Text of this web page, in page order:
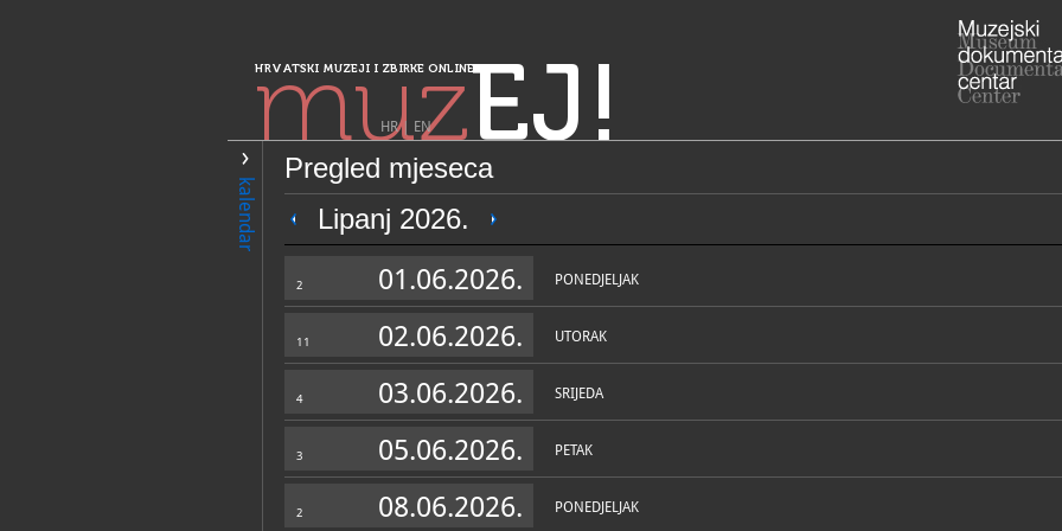
HRVATSKI MUZEJI I ZBIRKE ONLINE
muzEJ!
HR| EN
kalendar
Pregled mjeseca
Lipanj 2026.
2 01.06.2026. PONEDJELJAK
11 02.06.2026. UTORAK
4 03.06.2026. SRIJEDA
3 05.06.2026. PETAK
2 08.06.2026. PONEDJELJAK
PRETRAŽIVANJE
Sjeverozapadna Hrvatska
Galerija Batinske - Ivan Lacković Croata
uz najavu
OPĆI PODACI